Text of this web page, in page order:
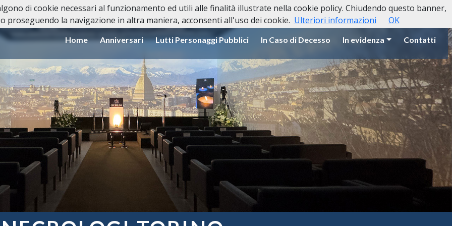
Home Anniversari Lutti Personaggi Pubblici In Caso di Decesso In evidenza Contatti
di cookie necessari al funzionamento ed utili alle finalità illustrate nella cookie policy. Chiudendo questo banner,
proseguendo la navigazione in altra maniera, acconsenti all'uso dei cookie. Ulteriori informazioni OK